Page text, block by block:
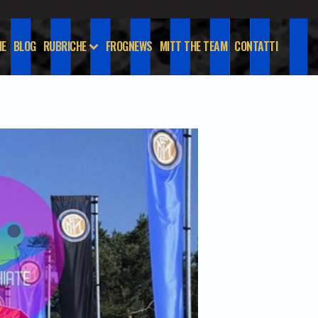
BLOG RUBRICHE FROGNEWS MITT THE TEAM CONTATTI